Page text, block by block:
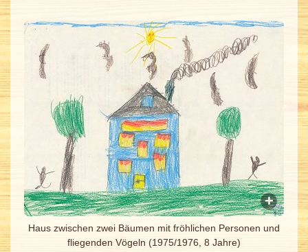
Haus zwischen zwei Bäumen mit fröhlichen Personen und
fliegenden Vögeln (1975/1976, 8 Jahre)